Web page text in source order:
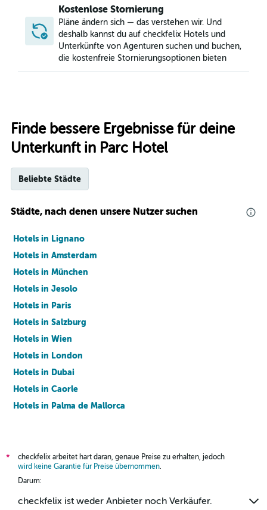
Kostenlose Stornierung
Pläne ändern sich — das verstehen wir. Und
deshalb kannst du auf checkfelix Hotels und
Unterkünfte von Agenturen suchen und buchen,
die kostenfreie Stornierungsoptionen bieten
Finde bessere Ergebnisse für deine
Unterkunft in Parc Hotel
Beliebte Städte
Städte, nach denen unsere Nutzer suchen
Hotels in Lignano
Hotels in Amsterdam
Hotels in München
Hotels in Jesolo
Hotels in Paris
Hotels in Salzburg
Hotels in Wien
Hotels in London
Hotels in Dubai
Hotels in Caorle
Hotels in Palma de Mallorca
*
checkfelix arbeitet hart daran, genaue Preise zu erhalten, jedoch
wird keine Garantie für Preise übernommen.
Darum:
checkfelix ist weder Anbieter noch Verkäufer.